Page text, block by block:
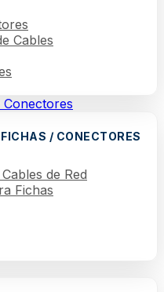
Cables
Conectores
/ CONECTORES
de Red
Fichas